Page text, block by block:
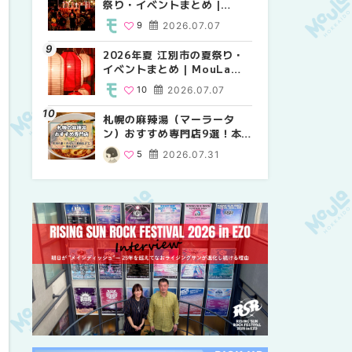
祭り・イベントまとめ |
MouLa HOKKAIDO
2026.07.07
9
2026年夏 江別市の夏祭り・
イベントまとめ | MouLa
HOKKAIDO 2026.07.07
10
札幌の麻辣湯（マーラータ
ン）おすすめ専門店9選！本
場の量り売りから最新店まで
徹底比較 | MouLa
2026.07.31
5
り・イベントまとめ |
8
2026年夏 札幌市中央区の夏
祭り・イベントまとめ |
9
2026年夏 恵庭市・千歳市の
夏祭り・イベントまとめ |
9
祭り・イベントまとめ |
9
【新千歳空港】新カードラウ
ンジが開業。「SUPER
ラウンジアネックス）」をご
紹介！！ | MouLa
HOKKAIDO
18
2026年夏 札幌市南区の夏祭
り・イベントまとめ |
8